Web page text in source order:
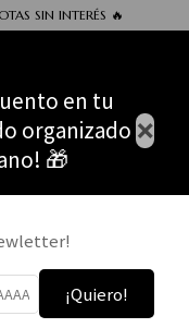
SIN INTERÉS 🔥
en tu
organizado
🎁
×
¡Quiero!